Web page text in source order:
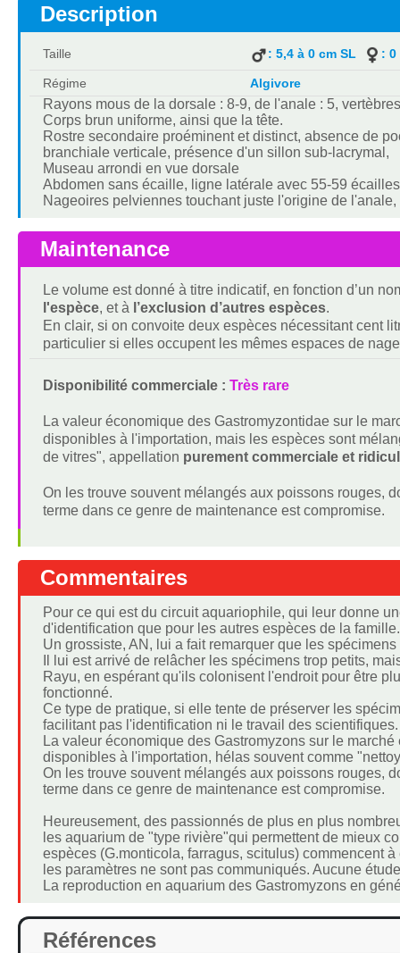
Description
Taille : 5,4 à 0 cm SL : 0
Régime Algivore
Rayons mous de la dorsale : 8-9, de l'anale : 5,
Corps brun uniforme, ainsi que la tête.
Rostre secondaire proéminent et distinct, absence de
branchiale verticale, présence d'un sillon sub-lacrymal,
Museau arrondi en vue dorsale
Abdomen sans écaille, ligne latérale avec 55-59 écailles
Nageoires pelviennes touchant juste l'origine de
Maintenance
Le volume est donné à titre indicatif, en fonction d’un
l'espèce, et à l’exclusion d’autres espèces.
En clair, si on convoite deux espèces nécessitant cent
particulier si elles occupent les mêmes espaces de
Disponibilité commerciale : Très rare
La valeur économique des Gastromyzontidae sur le
disponibles à l'importation, mais les espèces sont
de vitres", appellation purement commerciale et
On les trouve souvent mélangés aux poissons rouges,
terme dans ce genre de maintenance est compromise.
Commentaires
Pour ce qui est du circuit aquariophile, qui leur donne
d'identification que pour les autres espèces de la famille.
Un grossiste, AN, lui a fait remarquer que les
Il lui est arrivé de relâcher les spécimens trop petits,
Rayu, en espérant qu'ils colonisent l'endroit pour être
fonctionné.
Ce type de pratique, si elle tente de préserver les
facilitant pas l'identification ni le travail des scientifiques.
La valeur économique des Gastromyzons sur le
disponibles à l'importation, hélas souvent comme
On les trouve souvent mélangés aux poissons rouges,
terme dans ce genre de maintenance est compromise.
Heureusement, des passionnés de plus en plus
les aquarium de "type rivière"qui permettent de mieux
espèces (G.monticola, farragus, scitulus) commencent
les paramètres ne sont pas communiqués. Aucune
La reproduction en aquarium des Gastromyzons en
Références